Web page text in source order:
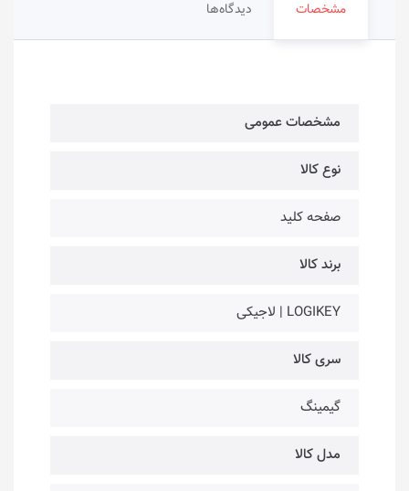
مشخصات دیدگاه‌ها
مشخصات عمومی
نوع کالا
صفحه کلید
برند کالا
LOGIKEY | لاجیکی
سری کالا
گیمینگ
مدل کالا